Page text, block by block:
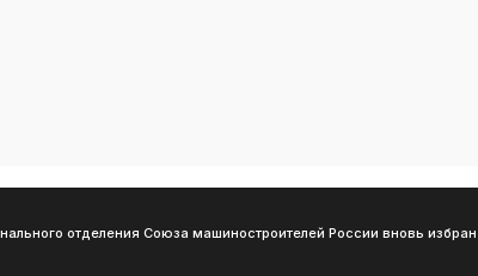
отделения Союза машиностроителей России вновь